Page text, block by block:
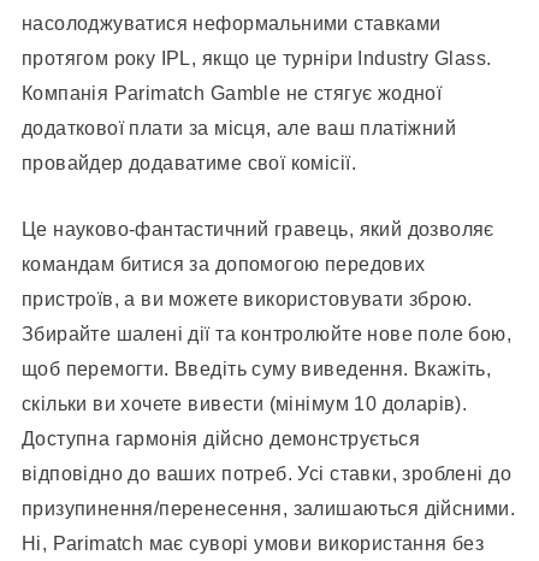
насолоджуватися неформальними ставками
протягом року IPL, якщо це турніри Industry Glass.
Компанія Parimatch Gamble не стягує жодної
додаткової плати за місця, але ваш платіжний
провайдер додаватиме свої комісії.
Це науково-фантастичний гравець, який дозволяє
командам битися за допомогою передових
пристроїв, а ви можете використовувати зброю.
Збирайте шалені дії та контролюйте нове поле бою,
щоб перемогти. Введіть суму виведення. Вкажіть,
скільки ви хочете вивести (мінімум 10 доларів).
Доступна гармонія дійсно демонструється
відповідно до ваших потреб. Усі ставки, зроблені до
призупинення/перенесення, залишаються дійсними.
Ні, Parimatch має суворі умови використання без